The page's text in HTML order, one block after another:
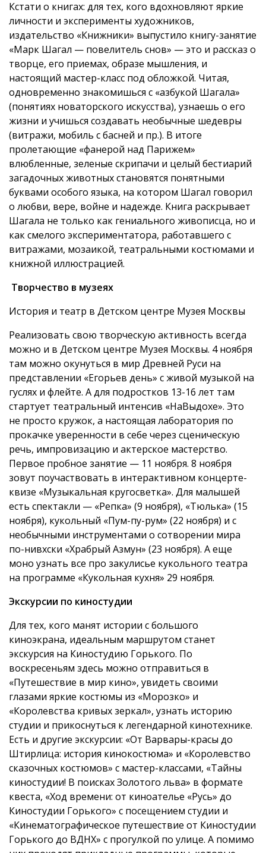
Кстати о книгах: для тех, кого вдохновляют яркие
личности и эксперименты художников,
издательство «Книжники» выпустило книгу-занятие
«Марк Шагал — повелитель снов» — это и рассказ о
творце, его приемах, образе мышления, и
настоящий мастер-класс под обложкой. Читая,
одновременно знакомишься с «азбукой Шагала»
(понятиях новаторского искусства), узнаешь о его
жизни и учишься создавать необычные шедевры
(витражи, мобиль с басней и пр.). В итоге
пролетающие «фанерой над Парижем»
влюбленные, зеленые скрипачи и целый бестиарий
загадочных животных становятся понятными
буквами особого языка, на котором Шагал говорил
о любви, вере, войне и надежде. Книга раскрывает
Шагала не только как гениального живописца, но и
как смелого экспериментатора, работавшего с
витражами, мозаикой, театральными костюмами и
книжной иллюстрацией.
Творчество в музеях
История и театр в Детском центре Музея Москвы
Реализовать свою творческую активность всегда
можно и в Детском центре Музея Москвы. 4 ноября
там можно окунуться в мир Древней Руси на
представлении «Егорьев день» с живой музыкой на
гуслях и флейте. А для подростков 13-16 лет там
стартует театральный интенсив «НаВыдохе». Это
не просто кружок, а настоящая лаборатория по
прокачке уверенности в себе через сценическую
речь, импровизацию и актерское мастерство.
Первое пробное занятие — 11 ноября. 8 ноября
зовут поучаствовать в интерактивном концерте-
квизе «Музыкальная кругосветка». Для малышей
есть спектакли — «Репка» (9 ноября), «Тюлька» (15
ноября), кукольный «Пум-пу-рум» (22 ноября) и с
необычными инструментами о сотворении мира
по-нивхски «Храбрый Азмун» (23 ноября). А еще
моно узнать все про закулисье кукольного театра
на программе «Кукольная кухня» 29 ноября.
Экскурсии по киностудии
Для тех, кого манят истории с большого
киноэкрана, идеальным маршрутом станет
экскурсия на Киностудию Горького. По
воскресеньям здесь можно отправиться в
«Путешествие в мир кино», увидеть своими
глазами яркие костюмы из «Морозко» и
«Королевства кривых зеркал», узнать историю
студии и прикоснуться к легендарной кинотехнике.
Есть и другие экскурсии: «От Варвары-красы до
Штирлица: история кинокостюма» и «Королевство
сказочных костюмов» с мастер-классами, «Тайны
киностудии! В поисках Золотого льва» в формате
квеста, «Ход времени: от киноателье «Русь» до
Киностудии Горького» с посещением студии и
«Кинематографическое путешествие от Киностудии
Горького до ВДНХ» с прогулкой по улице. А помимо